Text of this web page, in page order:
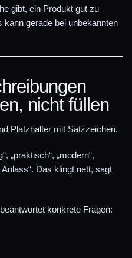
gibt, ein Produkt gut zu
gerade bei unbekannten
nicht füllen
Platzhalter mit Satzzeichen.
„praktisch“, „modern“,
Anlass“. Das klingt nett, sagt
konkrete Fragen: